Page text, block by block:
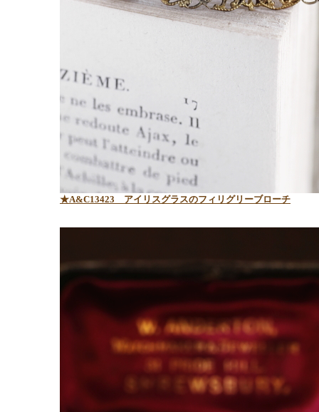
★A&C13423 アイリスグラスのフィリグリーブローチ